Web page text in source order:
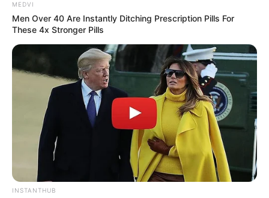
MEDVI
Men Over 40 Are Instantly Ditching Prescription Pills For
These 4x Stronger Pills
INSTANTHUB